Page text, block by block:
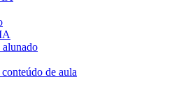
alunado
de aula